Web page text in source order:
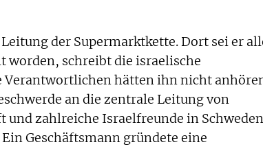
der Supermarktkette. Dort sei er
worden, schreibt die israelische
Verantwortlichen hätten ihn nicht
an die zentrale Leitung von
und zahlreiche Israelfreunde in Schweden
Geschäftsmann gründete eine